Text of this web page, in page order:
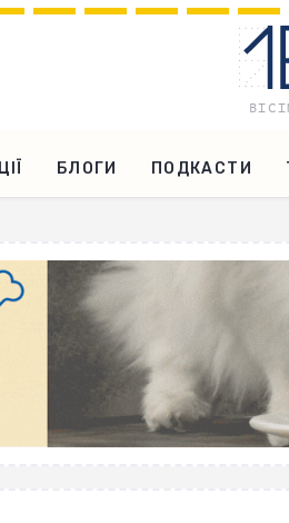
БЛОГИ ПОДКАСТИ